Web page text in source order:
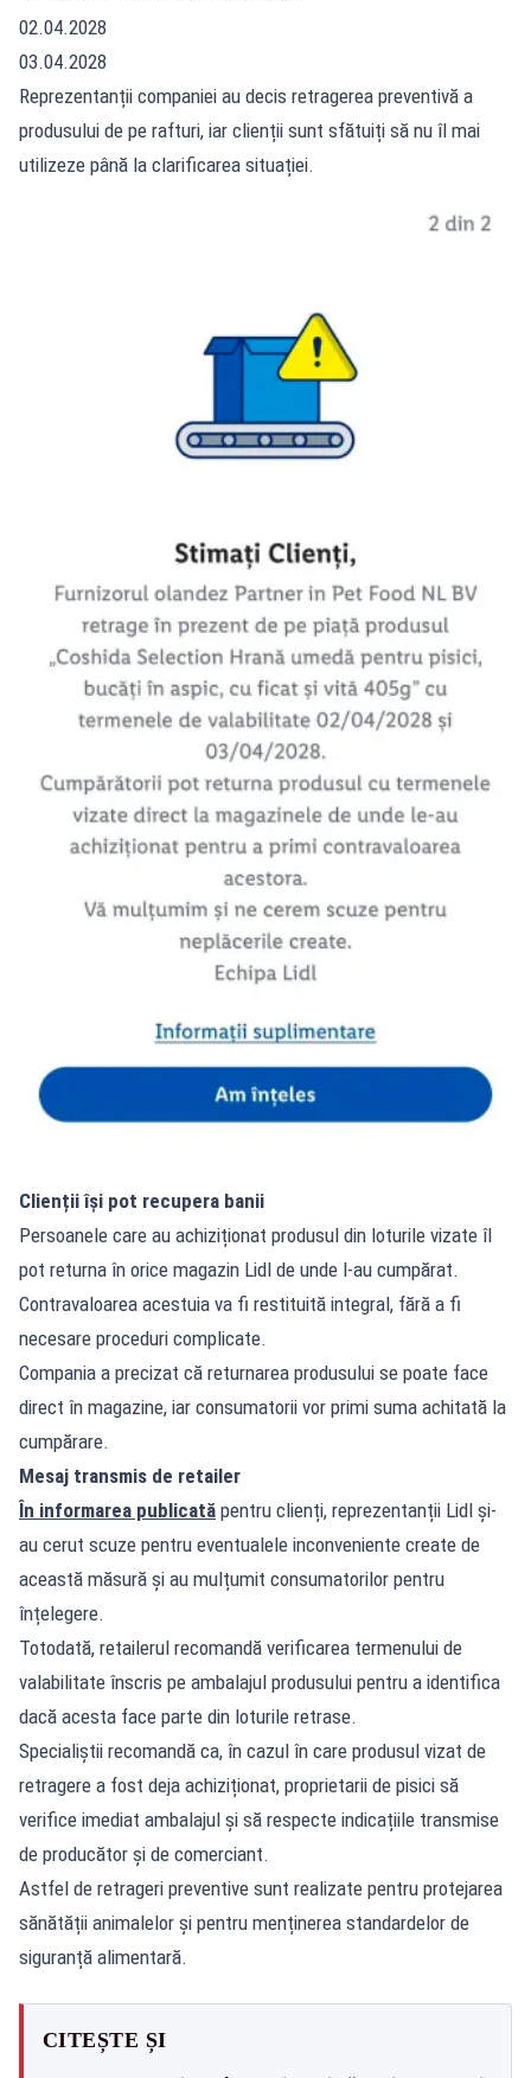
02.04.2028
03.04.2028
Reprezentanții companiei au decis retragerea preventivă a
produsului de pe rafturi, iar clienții sunt sfătuiți să nu îl mai
utilizeze până la clarificarea situației.
Clienții își pot recupera banii
Persoanele care au achiziționat produsul din loturile vizate îl
pot returna în orice magazin Lidl de unde l-au cumpărat.
Contravaloarea acestuia va fi restituită integral, fără a fi
necesare proceduri complicate.
Compania a precizat că returnarea produsului se poate face
direct în magazine, iar consumatorii vor primi suma achitată la
cumpărare.
Mesaj transmis de retailer
În informarea publicată pentru clienți, reprezentanții Lidl și-
au cerut scuze pentru eventualele inconveniente create de
această măsură și au mulțumit consumatorilor pentru
înțelegere.
Totodată, retailerul recomandă verificarea termenului de
valabilitate înscris pe ambalajul produsului pentru a identifica
dacă acesta face parte din loturile retrase.
Specialiștii recomandă ca, în cazul în care produsul vizat de
retragere a fost deja achiziționat, proprietarii de pisici să
verifice imediat ambalajul și să respecte indicațiile transmise
de producător și de comerciant.
Astfel de retrageri preventive sunt realizate pentru protejarea
sănătății animalelor și pentru menținerea standardelor de
siguranță alimentară.
CITEȘTE ȘI